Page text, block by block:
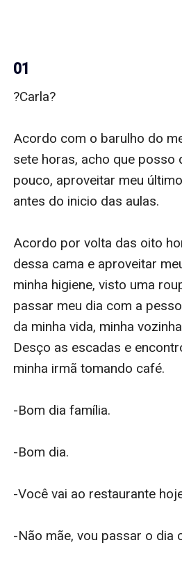
01
?Carla?
Acordo com o barulho do
sete horas, acho que posso
pouco, aproveitar meu
antes do inicio das aulas.
Acordo por volta das oito
dessa cama e aproveitar
minha higiene, visto uma
passar meu dia com a
da minha vida, minha
Desço as escadas e
minha irmã tomando café.
-Bom dia família.
-Bom dia.
-Você vai ao restaurante
-Não mãe, vou passar o dia